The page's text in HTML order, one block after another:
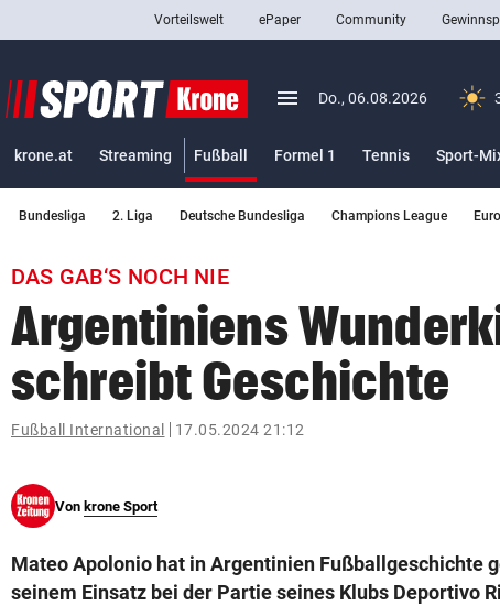
closeSchließen
Abonnieren
bookmark
search
Suchbegriff
eingeben
© Krone Multimedia GmbH & Co KG 2026
Vorteilswelt ePaper Community
menu Menü aufklappen
Do., 06.08.2026
krone.at Streaming Fußball
Formel 1
Tennis Sport-
Bundesliga 2. Liga Deutsche Bundesliga Champions League
DAS GAB‘S NOCH NIE
Argentiniens
schreibt Geschichte
Fußball International 17.05.2024 21:12
Von krone Sport
Mateo Apolonio hat in Argentinien Fußballgeschichte
seinem Einsatz bei der Partie seines Klubs Deportivo